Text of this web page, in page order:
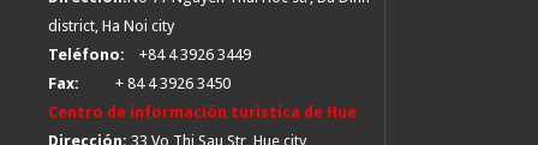
district, Ha Noi city
Teléfono:
+84 4 3926 3449
Fax:
+ 84 4 3926 3450
Centro de información turística de Hue
Dirección: 33 Vo Thi Sau Str, Hue city